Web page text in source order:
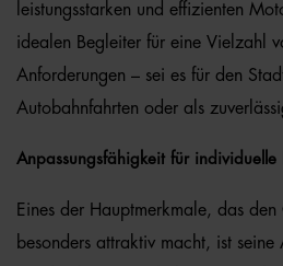
leistungsstarken und effizienten
idealen Begleiter für eine Vielzahl
Anforderungen – sei es für den
Autobahnfahrten oder als
Anpassungsfähigkeit für individuelle
Eines der Hauptmerkmale, das
besonders attraktiv macht, ist seine